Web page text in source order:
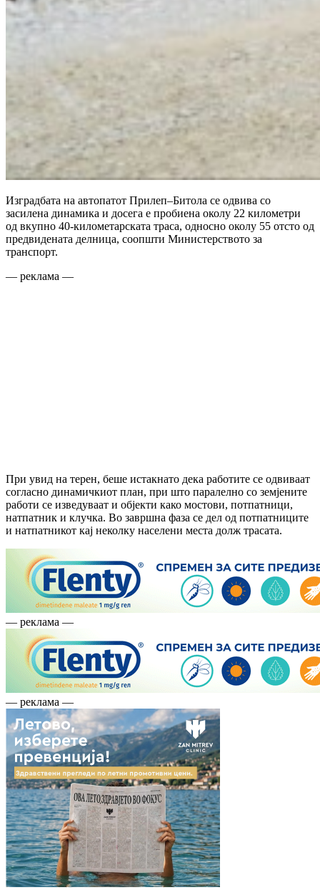
Изградбата на автопатот Прилеп–Битола се одвива со
засилена динамика и досега е пробиена околу 22 километри
од вкупно 40-километарската траса, односно околу 55 отсто од
предвидената делница, соопшти Министерството за
транспорт.
— реклама —
При увид на терен, беше истакнато дека работите се одвиваат
согласно динамичкиот план, при што паралелно со земјените
работи се изведуваат и објекти како мостови, потпатници,
натпатник и клучка. Во завршна фаза се дел од потпатниците
и натпатникот кај неколку населени места долж трасата.
— реклама —
— реклама —